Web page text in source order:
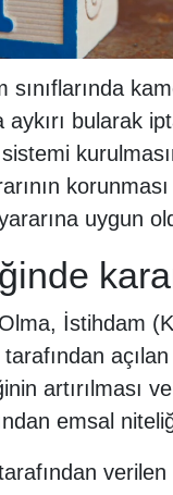
sınıflarında
bularak
uygun
İstihdam
artırılması
emsal